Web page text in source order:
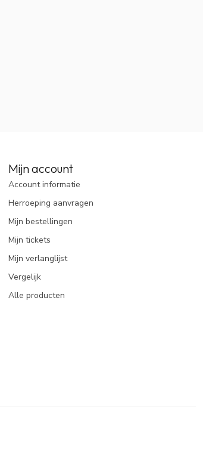
Mijn account
Account informatie
Herroeping aanvragen
Mijn bestellingen
Mijn tickets
Mijn verlanglijst
Vergelijk
Alle producten